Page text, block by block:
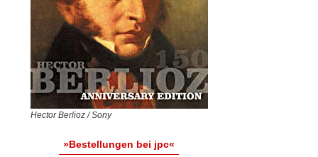
Hector Berlioz / Sony
»Bestellungen bei jpc«